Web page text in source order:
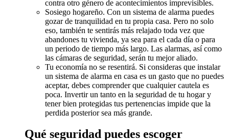
contra otro género de acontecimientos imprevisibles.
Sosiego hogareño. Con un sistema de alarma puedes
gozar de tranquilidad en tu propia casa. Pero no solo
eso, también te sentirás más relajado toda vez que
abandones tu vivienda, ya sea para el cada día o para
un periodo de tiempo más largo. Las alarmas, así como
las cámaras de seguridad, serán tu mejor aliado.
Tu economía no se resentirá. Si consideras que instalar
un sistema de alarma en casa es un gasto que no puedes
aceptar, debes comprender que cualquier cautela es
poca. Invertir un tanto en la seguridad de tu hogar y
tener bien protegidas tus pertenencias impide que la
perdida posterior sea más grande.
Qué seguridad puedes escoger